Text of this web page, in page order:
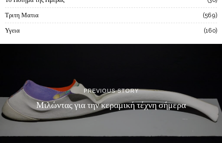
Τριτη Ματια 569
Υγεια 160
PREVIOUS STORY
Μιλώντας για την κεραμική τέχνη σήμερα